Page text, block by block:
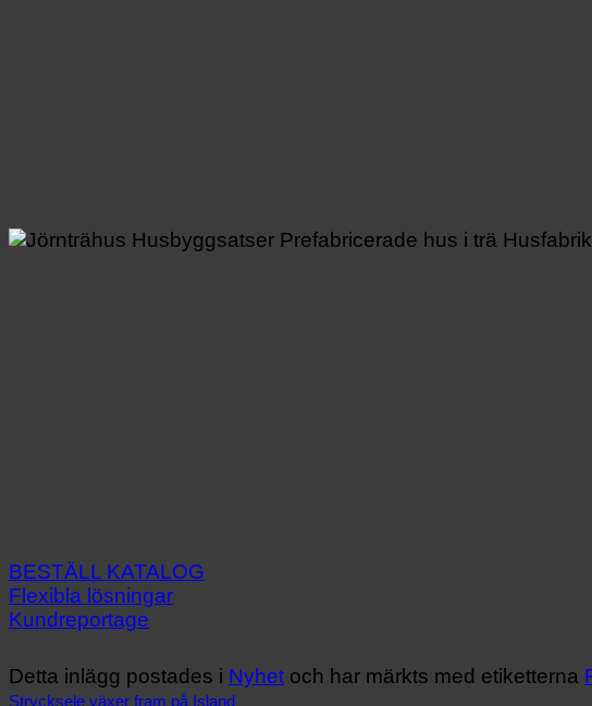
BESTÄLL KATALOG
Flexibla lösningar
Kundreportage
Detta inlägg postades i Nyhet och har märkts med etiketterna
Strycksele växer fram på Island